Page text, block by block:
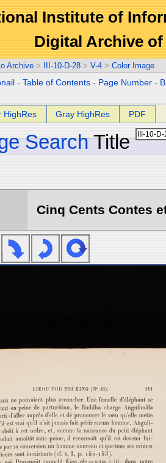
Institute of
Digital Archive
Archive > III-10-D-28 > V-4 > Color Image
-Table of Contents - Page Number -
HighRes Gray HighRes PDF
Search Title
Cinq Cents Contes